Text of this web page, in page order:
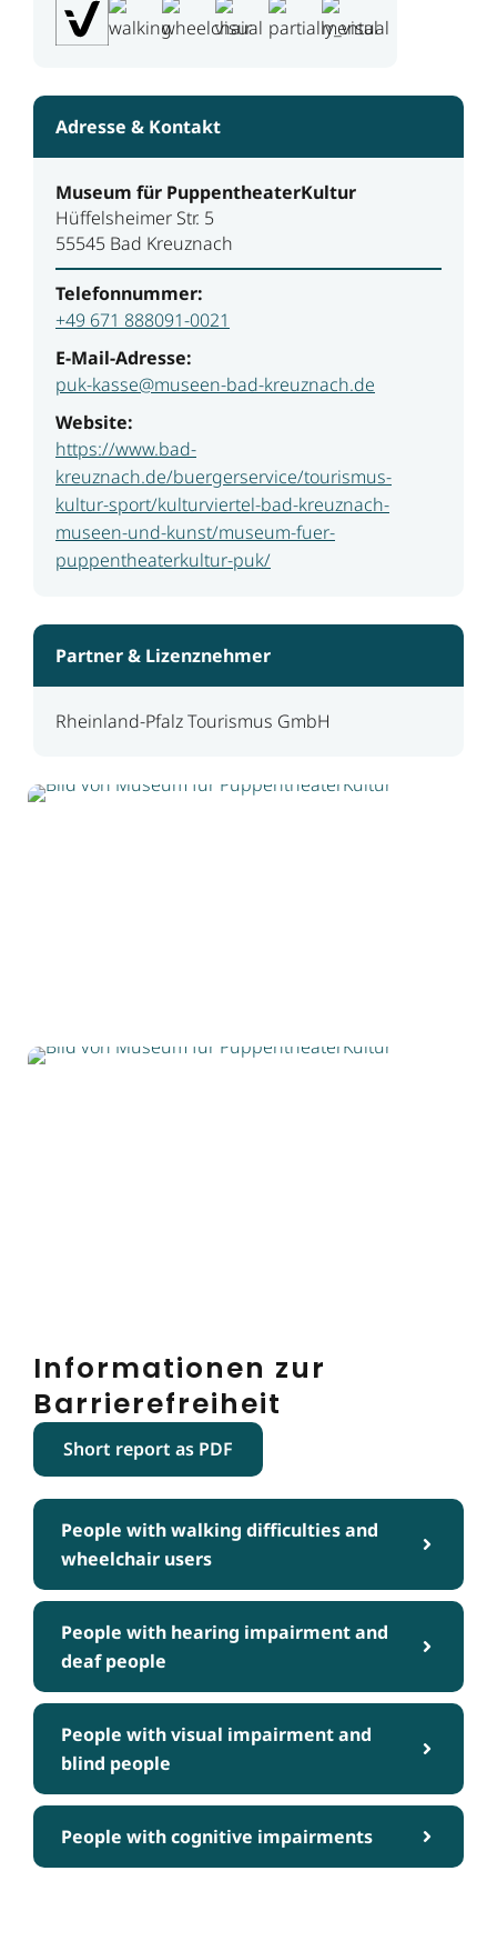
Adresse & Kontakt
Museum für PuppentheaterKultur
Hüffelsheimer Str. 5
55545 Bad Kreuznach
Telefonnummer:
+49 671 888091-0021
E-Mail-Adresse:
puk-kasse@museen-bad-kreuznach.de
Website:
https://www.bad-
kreuznach.de/buergerservice/tourismus-
kultur-sport/kulturviertel-bad-kreuznach-
museen-und-kunst/museum-fuer-
puppentheaterkultur-puk/
Partner & Lizenznehmer
Rheinland-Pfalz Tourismus GmbH
Informationen zur
Barrierefreiheit
Short report as PDF
People with walking difficulties and
wheelchair users
People with hearing impairment and
deaf people
People with visual impairment and
blind people
People with cognitive impairments